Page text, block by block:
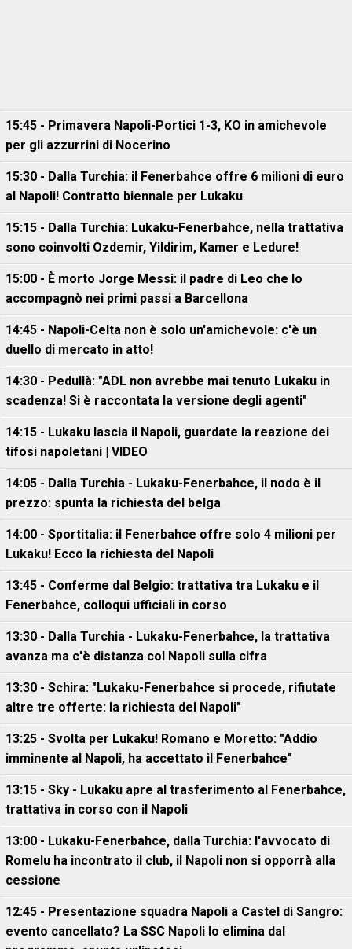
15:45 - Primavera Napoli-Portici 1-3, KO in amichevole
per gli azzurrini di Nocerino
15:30 - Dalla Turchia: il Fenerbahce offre 6 milioni di euro
al Napoli! Contratto biennale per Lukaku
15:15 - Dalla Turchia: Lukaku-Fenerbahce, nella trattativa
sono coinvolti Ozdemir, Yildirim, Kamer e Ledure!
15:00 - È morto Jorge Messi: il padre di Leo che lo
accompagnò nei primi passi a Barcellona
14:45 - Napoli-Celta non è solo un'amichevole: c'è un
duello di mercato in atto!
14:30 - Pedullà: "ADL non avrebbe mai tenuto Lukaku in
scadenza! Si è raccontata la versione degli agenti"
14:15 - Lukaku lascia il Napoli, guardate la reazione dei
tifosi napoletani | VIDEO
14:05 - Dalla Turchia - Lukaku-Fenerbahce, il nodo è il
prezzo: spunta la richiesta del belga
14:00 - Sportitalia: il Fenerbahce offre solo 4 milioni per
Lukaku! Ecco la richiesta del Napoli
13:45 - Conferme dal Belgio: trattativa tra Lukaku e il
Fenerbahce, colloqui ufficiali in corso
13:30 - Dalla Turchia - Lukaku-Fenerbahce, la trattativa
avanza ma c'è distanza col Napoli sulla cifra
13:30 - Schira: "Lukaku-Fenerbahce si procede, rifiutate
altre tre offerte: la richiesta del Napoli"
13:25 - Svolta per Lukaku! Romano e Moretto: "Addio
imminente al Napoli, ha accettato il Fenerbahce"
13:15 - Sky - Lukaku apre al trasferimento al Fenerbahce,
trattativa in corso con il Napoli
13:00 - Lukaku-Fenerbahce, dalla Turchia: l'avvocato di
Romelu ha incontrato il club, il Napoli non si opporrà alla
cessione
12:45 - Presentazione squadra Napoli a Castel di Sangro:
evento cancellato? La SSC Napoli lo elimina dal